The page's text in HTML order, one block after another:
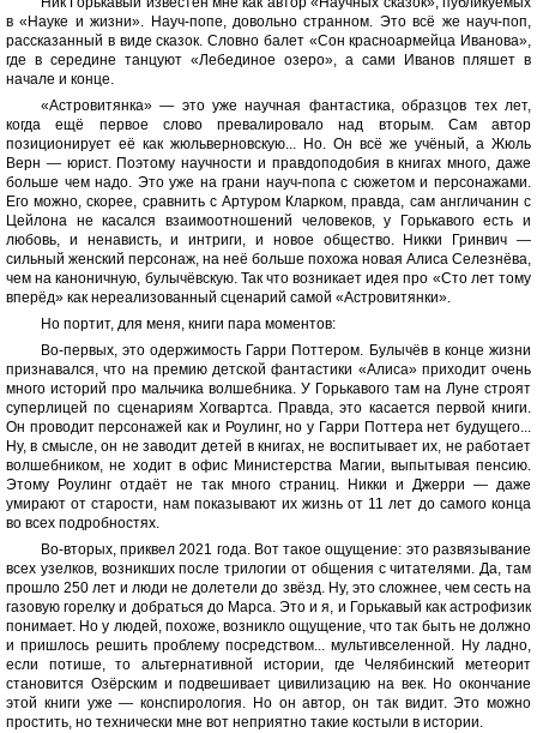
в «Науке и жизни». Науч-попе, довольно странном. Это всё же науч-поп,
рассказанный в виде сказок. Словно балет «Сон красноармейца Иванова»,
где в середине танцуют «Лебединое озеро», а сами Иванов пляшет в
начале и конце.
«Астровитянка» — это уже научная фантастика, образцов тех лет,
когда ещё первое слово превалировало над вторым. Сам автор
позиционирует её как жюльверновскую... Но. Он всё же учёный, а Жюль
Верн — юрист. Поэтому научности и правдоподобия в книгах много, даже
больше чем надо. Это уже на грани науч-попа с сюжетом и персонажами.
Его можно, скорее, сравнить с Артуром Кларком, правда, сам англичанин с
Цейлона не касался взаимоотношений человеков, у Горькавого есть и
любовь, и ненависть, и интриги, и новое общество. Никки Гринвич —
сильный женский персонаж, на неё больше похожа новая Алиса Селезнёва,
чем на каноничную, булычёвскую. Так что возникает идея про «Сто лет тому
вперёд» как нереализованный сценарий самой «Астровитянки».
Но портит, для меня, книги пара моментов:
Во-первых, это одержимость Гарри Поттером. Булычёв в конце жизни
признавался, что на премию детской фантастики «Алиса» приходит очень
много историй про мальчика волшебника. У Горькавого там на Луне строят
суперлицей по сценариям Хогвартса. Правда, это касается первой книги.
Он проводит персонажей как и Роулинг, но у Гарри Поттера нет будущего...
Ну, в смысле, он не заводит детей в книгах, не воспитывает их, не работает
волшебником, не ходит в офис Министерства Магии, выпытывая пенсию.
Этому Роулинг отдаёт не так много страниц. Никки и Джерри — даже
умирают от старости, нам показывают их жизнь от 11 лет до самого конца
во всех подробностях.
Во-вторых, приквел 2021 года. Вот такое ощущение: это развязывание
всех узелков, возникших после трилогии от общения с читателями. Да, там
прошло 250 лет и люди не долетели до звёзд. Ну, это сложнее, чем сесть на
газовую горелку и добраться до Марса. Это и я, и Горькавый как астрофизик
понимает. Но у людей, похоже, возникло ощущение, что так быть не должно
и пришлось решить проблему посредством... мультивселенной. Ну ладно,
если потише, то альтернативной истории, где Челябинский метеорит
становится Озёрским и подвешивает цивилизацию на век. Но окончание
этой книги уже — конспирология. Но он автор, он так видит. Это можно
простить, но технически мне вот неприятно такие костыли в истории.